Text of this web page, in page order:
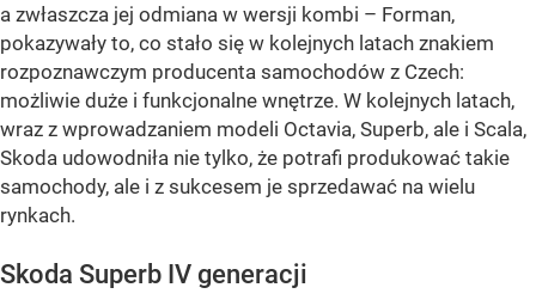
a zwłaszcza jej odmiana w wersji kombi – Forman,
pokazywały to, co stało się w kolejnych latach znakiem
rozpoznawczym producenta samochodów z Czech:
możliwie duże i funkcjonalne wnętrze. W kolejnych latach,
wraz z wprowadzaniem modeli Octavia, Superb, ale i Scala,
Skoda udowodniła nie tylko, że potrafi produkować takie
samochody, ale i z sukcesem je sprzedawać na wielu
rynkach.
Skoda Superb IV generacji